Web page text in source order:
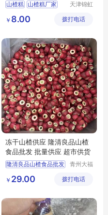
山楂糕 山楂糕厂家
山楂糕批发
天津锦虹
公司
￥ 8.00 拨打电话
冻干山楂供应 隆清良品山楂
食品批发 批量供应 超市供货
隆清良品山楂食品批发
休闲零食批发
休闲食品批发
青州大福
展有限公
￥ 29.00 拨打电话